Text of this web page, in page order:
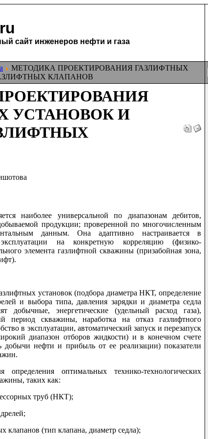
сайт инженеров нефти и газа
МЕТОДИКА ПРОЕКТИРОВАНИЯ ГАЗЛИФТНЫХ
КЛАПАНОВ
УСТАНОВОК И
наиболее универсальной по диапазонам дебитов,
продукции; проверенной по многочисленным
данным. Она адаптивно настраивается в
на конкретную корреляцию (физико-
элемента газлифтной скважины (призабойная зона,
установок (подбора диаметра НКТ, определение
и выбора типа, давления зарядки и диаметра седла
добычные, энергетические (удельный расход газа),
период скважины, наработка на отказ газлифтного
в эксплуатации, автоматический запуск и перезапуск
диапазон отборов жидкости) и в конечном счете
добычи нефти и прибыль от ее реализации) показатели
определения оптимальных технико-технологических
таких как:
труб (НКТ);
клапанов (тип клапана, диаметр седла);